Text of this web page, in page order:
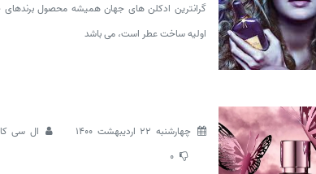
گرانترین ادکلن های جهان همیشه محصول
اولیه ساخت عطر است، می باشد
چهارشنبه 22 اردیبهشت 1400 ال سی
0